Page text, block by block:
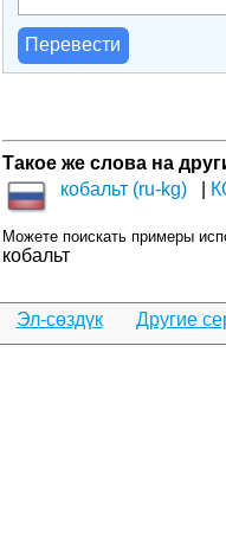
Перевести
Такое же слова на
кобальт (ru-kg)
Можете поискать примеры
кобальт
Эл-сөздүк Другие